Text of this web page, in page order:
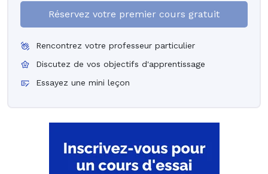
Réservez votre premier cours gratuit
Rencontrez votre professeur particulier
Discutez de vos objectifs d'apprentissage
Essayez une mini leçon